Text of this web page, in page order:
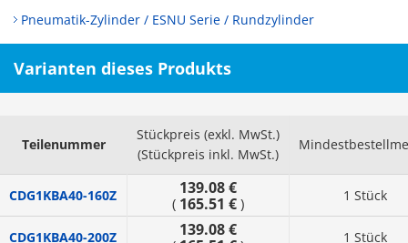
Pneumatik-Zylinder / ESNU Serie / Rundzylinder
Varianten dieses Produkts
Teilenummer
Stückpreis (exkl. MwSt.)
(Stückpreis inkl. MwSt.)
CDG1KBA40-160Z 139.08 €
( 165.51 € ) 1 Stück
CDG1KBA40-200Z 139.08 € 1 Stück